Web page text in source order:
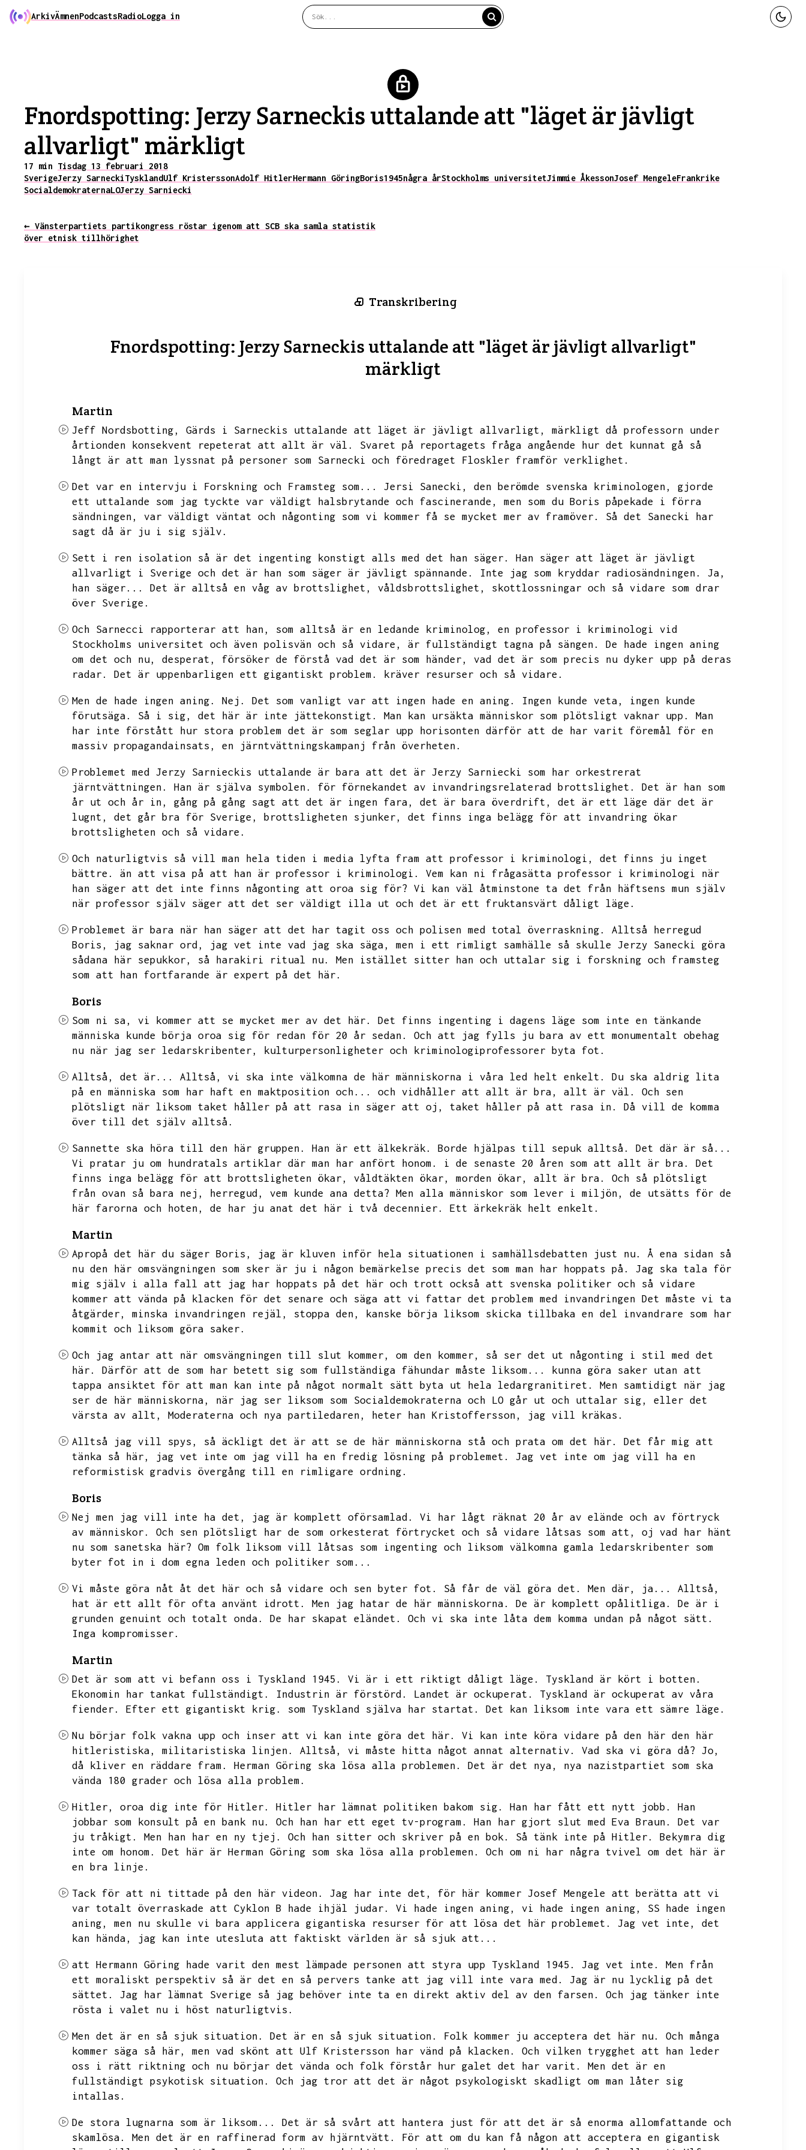
ArkivÄmnenPodcastsRadioLogga in
Fnordspotting: Jerzy Sarneckis uttalande att "läget är jävligt
allvarligt" märkligt
17 min Tisdag 13 februari 2018
SverigeJerzy SarneckiTysklandUlf KristerssonAdolf HitlerHermann GöringBoris1945några årStockholms universitetJimmie ÅkessonJosef MengeleFrankrike
SocialdemokraternaLOJerzy Sarniecki
← Vänsterpartiets partikongress röstar igenom att SCB ska samla statistik
över etnisk tillhörighet
Transkribering
Fnordspotting: Jerzy Sarneckis uttalande att "läget är jävligt allvarligt"
märkligt
Martin
Jeff Nordsbotting, Gärds i Sarneckis uttalande att läget är jävligt allvarligt,
märkligt då professorn under
årtionden konsekvent repeterat att allt är väl.
Svaret på reportagets fråga angående hur det kunnat gå så
långt är att man lyssnat på personer som Sarnecki och föredraget Floskler framför verklighet.
Det var en intervju i Forskning och Framsteg som... Jersi Sanecki, den berömde svenska kriminologen,
gjorde
ett uttalande som jag tyckte var väldigt halsbrytande och fascinerande,
men som du Boris påpekade i förra
sändningen,
var väldigt väntat och någonting som vi kommer få se mycket mer av framöver.
Så det Sanecki har
sagt då är ju i sig själv.
Sett i ren isolation så är det ingenting konstigt alls med det han säger.
Han säger att läget är jävligt
allvarligt i Sverige och det är han som säger är jävligt spännande.
Inte jag som kryddar radiosändningen.
Ja,
han säger...
Det är alltså en våg av brottslighet, våldsbrottslighet,
skottlossningar och så vidare som drar
över Sverige.
Och Sarnecci rapporterar att han, som alltså är en ledande kriminolog,
en professor i kriminologi vid
Stockholms universitet och även polisvän och så vidare,
är fullständigt tagna på sängen.
De hade ingen aning
om det och nu,
desperat, försöker de förstå vad det är som händer,
vad det är som precis nu dyker upp på deras
radar.
Det är uppenbarligen ett gigantiskt problem. kräver resurser och så vidare.
Men de hade ingen aning. Nej. Det som vanligt var att ingen hade en aning. Ingen kunde veta,
ingen kunde
förutsäga.
Så i sig, det här är inte jättekonstigt. Man kan ursäkta människor som plötsligt vaknar upp.
Man
har inte förstått hur stora problem det är som seglar upp horisonten därför att de har varit föremål för en
massiv propagandainsats,
en järntvättningskampanj från överheten.
Problemet med Jerzy Sarnieckis uttalande är bara att det är Jerzy Sarniecki som har orkestrerat
järntvättningen.
Han är själva symbolen. för förnekandet av invandringsrelaterad brottslighet.
Det är han som
år ut och år in,
gång på gång sagt att det är ingen fara, det är bara överdrift,
det är ett läge där det är
lugnt,
det går bra för Sverige, brottsligheten sjunker,
det finns inga belägg för att invandring ökar
brottsligheten och så vidare.
Och naturligtvis så vill man hela tiden i media lyfta fram att professor i kriminologi,
det finns ju inget
bättre.
än att visa på att han är professor i kriminologi.
Vem kan ni frågasätta professor i kriminologi när
han säger att det inte finns någonting att oroa sig för? Vi kan väl åtminstone ta det från häftsens mun själv
när professor själv säger att det ser väldigt illa ut och det är ett fruktansvärt dåligt läge.
Problemet är bara när han säger att det har tagit oss och polisen med total överraskning.
Alltså herregud
Boris,
jag saknar ord, jag vet inte vad jag ska säga,
men i ett rimligt samhälle så skulle Jerzy Sanecki göra
sådana här sepukkor,
så harakiri ritual nu.
Men istället sitter han och uttalar sig i forskning och framsteg
som att han fortfarande är expert på det här.
Boris
Som ni sa, vi kommer att se mycket mer av det här.
Det finns ingenting i dagens läge som inte en tänkande
människa kunde börja oroa sig för redan för 20 år sedan.
Och att jag fylls ju bara av ett monumentalt obehag
nu när jag ser ledarskribenter,
kulturpersonligheter och kriminologiprofessorer byta fot.
Alltså, det är... Alltså, vi ska inte välkomna de här människorna i våra led helt enkelt.
Du ska aldrig lita
på en människa som har haft en maktposition och...
och vidhåller att allt är bra, allt är väl.
Och sen
plötsligt när liksom taket håller på att rasa in säger att oj,
taket håller på att rasa in.
Då vill de komma
över till det själv alltså.
Sannette ska höra till den här gruppen. Han är ett älkekräk. Borde hjälpas till sepuk alltså.
Det där är så...
Vi pratar ju om hundratals artiklar där man har anfört honom.
i de senaste 20 åren som att allt är bra.
Det
finns inga belägg för att brottsligheten ökar,
våldtäkten ökar, morden ökar, allt är bra.
Och så plötsligt
från ovan så bara nej,
herregud, vem kunde ana detta? Men alla människor som lever i miljön,
de utsätts för de
här farorna och hoten,
de har ju anat det här i två decennier. Ett ärkekräk helt enkelt.
Martin
Apropå det här du säger Boris, jag är kluven inför hela situationen i samhällsdebatten just nu.
Å ena sidan så
nu den här omsvängningen som sker är ju i någon bemärkelse precis det som man har hoppats på.
Jag ska tala för
mig själv i alla fall att jag har hoppats på det här och trott också att svenska politiker och så vidare
kommer att vända på klacken för det senare och säga att vi fattar det problem med invandringen Det måste vi ta
åtgärder,
minska invandringen rejäl, stoppa den,
kanske börja liksom skicka tillbaka en del invandrare som har
kommit och liksom göra saker.
Och jag antar att när omsvängningen till slut kommer, om den kommer,
så ser det ut någonting i stil med det
här.
Därför att de som har betett sig som fullständiga fähundar måste liksom...
kunna göra saker utan att
tappa ansiktet för att man kan inte på något normalt sätt byta ut hela ledargranitiret.
Men samtidigt när jag
ser de här människorna,
när jag ser liksom som Socialdemokraterna och LO går ut och uttalar sig,
eller det
värsta av allt,
Moderaterna och nya partiledaren, heter han Kristoffersson, jag vill kräkas.
Alltså jag vill spys, så äckligt det är att se de här människorna stå och prata om det här.
Det får mig att
tänka så här,
jag vet inte om jag vill ha en fredig lösning på problemet.
Jag vet inte om jag vill ha en
reformistisk gradvis övergång till en rimligare ordning.
Boris
Nej men jag vill inte ha det, jag är komplett oförsamlad.
Vi har lågt räknat 20 år av elände och av förtryck
av människor.
Och sen plötsligt har de som orkesterat förtrycket och så vidare låtsas som att, oj vad har hänt
nu som sanetska här? Om folk liksom vill låtsas som ingenting och liksom välkomna gamla ledarskribenter som
byter fot in i dom egna leden och politiker som...
Vi måste göra nåt åt det här och så vidare och sen byter fot. Så får de väl göra det. Men där, ja...
Alltså,
hat är ett allt för ofta använt idrott.
Men jag hatar de här människorna. De är komplett opålitliga.
De är i
grunden genuint och totalt onda.
De har skapat eländet.
Och vi ska inte låta dem komma undan på något sätt.
Inga kompromisser.
Martin
Det är som att vi befann oss i Tyskland 1945. Vi är i ett riktigt dåligt läge.
Tyskland är kört i botten.
Ekonomin har tankat fullständigt.
Industrin är förstörd. Landet är ockuperat.
Tyskland är ockuperat av våra
fiender.
Efter ett gigantiskt krig. som Tyskland själva har startat. Det kan liksom inte vara ett sämre läge.
Nu börjar folk vakna upp och inser att vi kan inte göra det här.
Vi kan inte köra vidare på den här den här
hitleristiska,
militaristiska linjen. Alltså, vi måste hitta något annat alternativ. Vad ska vi göra då? Jo,
då kliver en räddare fram.
Herman Göring ska lösa alla problemen. Det är det nya,
nya nazistpartiet som ska
vända 180 grader och lösa alla problem.
Hitler, oroa dig inte för Hitler. Hitler har lämnat politiken bakom sig. Han har fått ett nytt jobb.
Han
jobbar som konsult på en bank nu.
Och han har ett eget tv-program. Han har gjort slut med Eva Braun.
Det var
ju tråkigt.
Men han har en ny tjej. Och han sitter och skriver på en bok. Så tänk inte på Hitler.
Bekymra dig
inte om honom.
Det här är Herman Göring som ska lösa alla problemen.
Och om ni har några tvivel om det här är
en bra linje.
Tack för att ni tittade på den här videon. Jag har inte det,
för här kommer Josef Mengele att berätta att vi
var totalt överraskade att Cyklon B hade ihjäl judar.
Vi hade ingen aning, vi hade ingen aning,
SS hade ingen
aning,
men nu skulle vi bara applicera gigantiska resurser för att lösa det här problemet. Jag vet inte,
det
kan hända,
jag kan inte utesluta att faktiskt världen är så sjuk att...
att Hermann Göring hade varit den mest lämpade personen att styra upp Tyskland 1945. Jag vet inte.
Men från
ett moraliskt perspektiv så är det en så pervers tanke att jag vill inte vara med.
Jag är nu lycklig på det
sättet.
Jag har lämnat Sverige så jag behöver inte ta en direkt aktiv del av den farsen.
Och jag tänker inte
rösta i valet nu i höst naturligtvis.
Men det är en så sjuk situation. Det är en så sjuk situation. Folk kommer ju acceptera det här nu.
Och många
kommer säga så här,
men vad skönt att Ulf Kristersson har vänd på klacken.
Och vilken trygghet att han leder
oss i rätt riktning och nu börjar det vända och folk förstår hur galet det har varit.
Men det är en
fullständigt psykotisk situation.
Och jag tror att det är något psykologiskt skadligt om man låter sig
intallas.
De stora lugnarna som är liksom...
Det är så svårt att hantera just för att det är så enorma allomfattande och
skamlösa.
Men det är en raffinerad form av hjärntvätt.
För att om du kan få någon att acceptera en gigantisk